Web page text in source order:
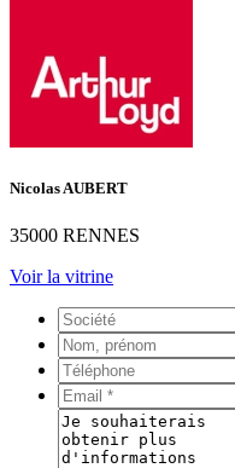
Nicolas AUBERT
35000 RENNES
Voir la vitrine